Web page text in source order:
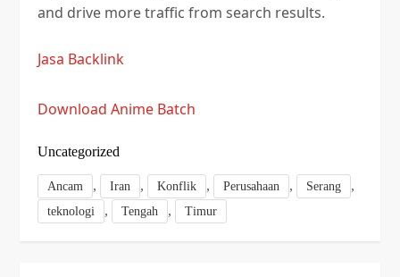
and drive more traffic from search results.
Jasa Backlink
Download Anime Batch
Uncategorized
Ancam , Iran , Konflik , Perusahaan , Serang ,
teknologi , Tengah , Timur